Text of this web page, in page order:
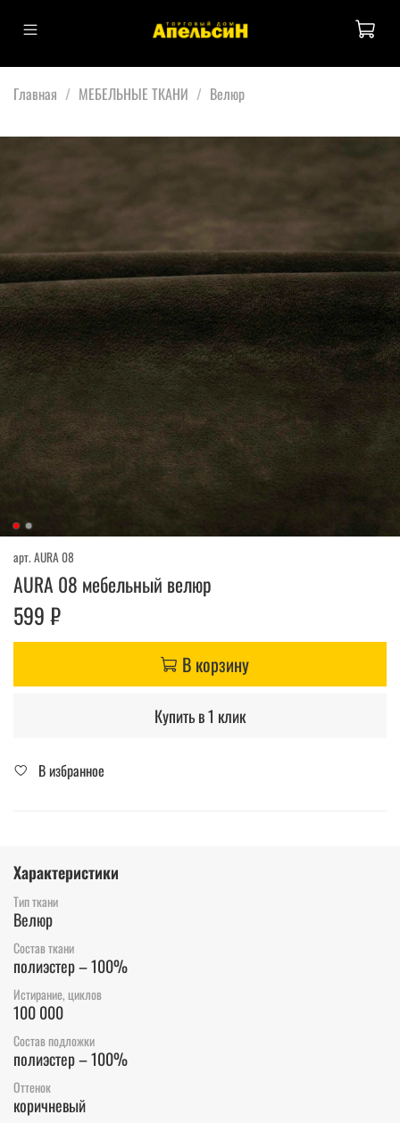
Главная МЕБЕЛЬНЫЕ ТКАНИ Велюр
арт. AURA 08
AURA 08 мебельный велюр
599 ₽
В корзину
Купить в 1 клик
В избранное
Характеристики
Тип ткани
Велюр
Состав ткани
полиэстер – 100%
Истирание, циклов
100 000
Состав подложки
полиэстер – 100%
Оттенок
коричневый